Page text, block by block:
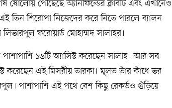
ষোলোয় পৌঁছেছে অ্যানফিল্ডের ক্লাবটি এবং এখানেও
তিন শিরোপা নিজেদের করে নিতে পারলে ব্যালন
ফরোয়ার্ড মোহাম্মদ সালাহর।
১৬টি অ্যাসিস্ট করেছেন সালাহ। আর সব
করেছেন এই মিসরীয় তারকা। মূলত তাঁর কাঁধে ভর
পাশাপাশি এই পথে বেশ কিছু রেকর্ডও গুঁড়িয়ে